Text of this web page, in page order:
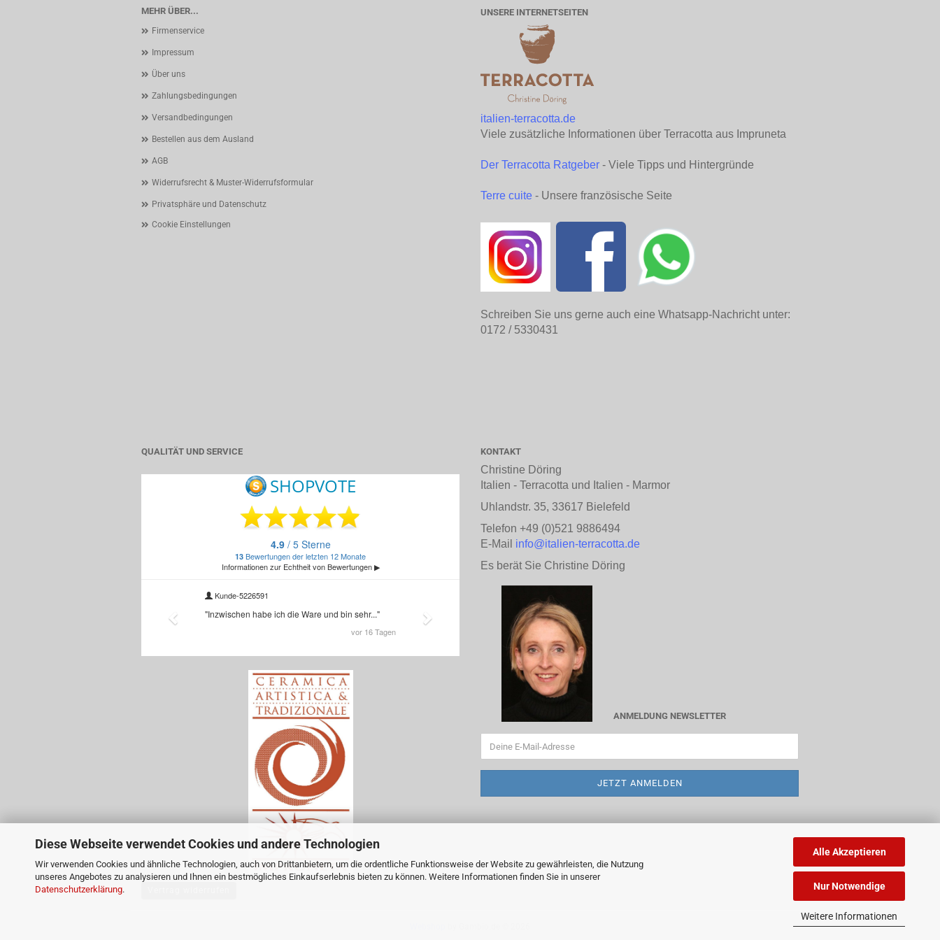
Diese Webseite verwendet Cookies und andere Technologien
Wir verwenden Cookies und ähnliche Technologien, auch von Drittanbietern, um die ordentliche Funktionsweise der Website zu gewährleisten, die Nutzung
unseres Angebotes zu analysieren und Ihnen ein bestmögliches Einkaufserlebnis bieten zu können. Weitere Informationen finden Sie in unserer
Datenschutzerklärung.
Alle Akzeptieren
Nur Notwendige
Weitere Informationen
MEHR ÜBER...
Firmenservice
Impressum
Über uns
Zahlungsbedingungen
Versandbedingungen
Bestellen aus dem Ausland
AGB
Widerrufsrecht & Muster-Widerrufsformular
Privatsphäre und Datenschutz
Cookie Einstellungen
UNSERE INTERNETSEITEN
italien-terracotta.de
Viele zusätzliche Informationen über Terracotta aus Impruneta
Der Terracotta Ratgeber - Viele Tipps und Hintergründe
Terre cuite - Unsere französische Seite
Schreiben Sie uns gerne auch eine Whatsapp-Nachricht unter:
0172 / 5330431
QUALITÄT UND SERVICE KONTAKT
Christine Döring
Italien - Terracotta und Italien - Marmor
Uhlandstr. 35, 33617 Bielefeld
Telefon +49 (0)521 9886494
E-Mail info@italien-terracotta.de
Es berät Sie Christine Döring
ANMELDUNG NEWSLETTER